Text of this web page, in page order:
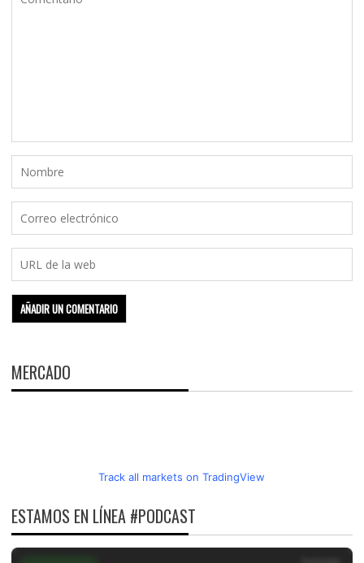
MERCADO
Track all markets on TradingView
ESTAMOS EN LÍNEA #PODCAST